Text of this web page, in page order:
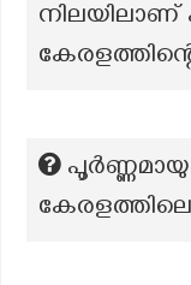
നിലയിലാണ്